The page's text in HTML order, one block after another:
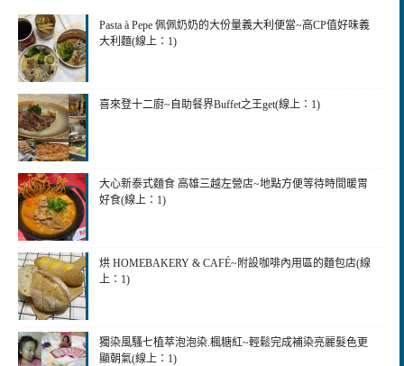
Pasta à Pepe 佩佩奶奶的大份量義大利便當~高CP值好味義
大利麵(線上：1)
喜來登十二廚~自助餐界Buffet之王get(線上：1)
大心新泰式麵食 高雄三越左營店~地點方便等待時間暖胃
好食(線上：1)
烘 HOMEBAKERY & CAFÉ~附設咖啡內用區的麵包店(線
上：1)
獨染風騷七植萃泡泡染.楓糖紅~輕鬆完成補染亮麗髮色更
顯朝氣(線上：1)